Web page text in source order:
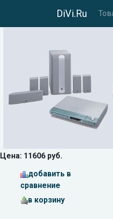
DiVi.Ru
Цена: 11606 руб.
добавить в
сравнение
в корзину